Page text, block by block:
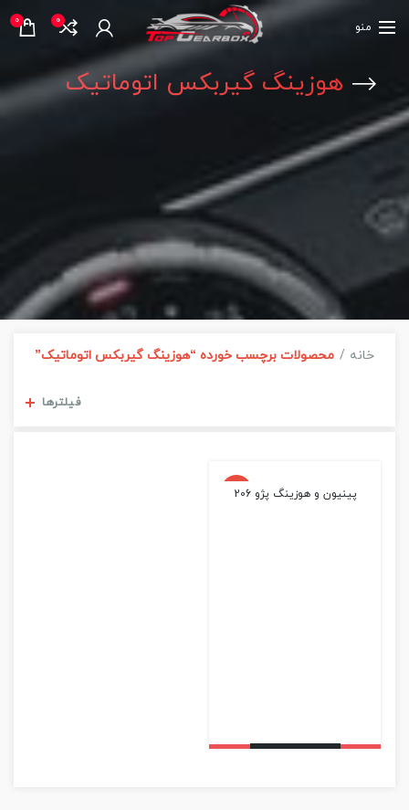
منو 0
0
هوزینگ گیربکس اتوماتیک
خانه محصولات برچسب خورده “هوزینگ گیربکس اتوماتیک”
فیلترها
پینیون و هوزینگ پژو 206